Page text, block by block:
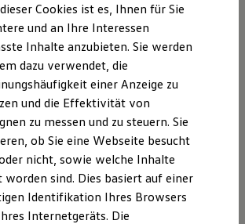
Förderung
und Konnektivität
ID. Software 6
Software Versionen und Updates
Extras
zu Ihrem ID.
R und R Experience
Experience
entdecken
vielseitig. Entdecken Sie den
Cookies ist es, Ihnen für Sie
und an Ihre Interessen
Inhalte anzubieten. Sie werden
dazu verwendet, die
einer Anzeige zu
und die Effektivität von
zu messen und zu steuern. Sie
ob Sie eine Webseite besucht
nicht, sowie welche Inhalte
worden sind. Dies basiert auf einer
Identifikation Ihres Browsers
Internetgeräts. Die